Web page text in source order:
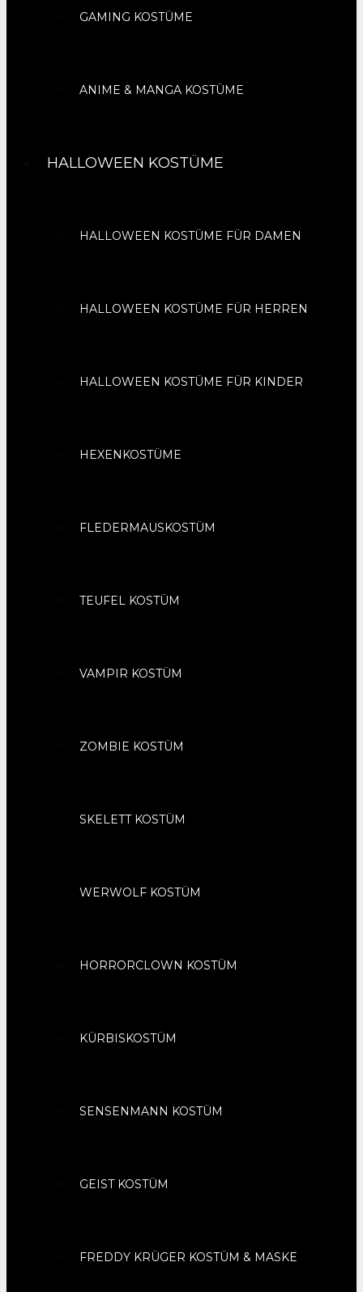
GAMING KOSTÜME
ANIME & MANGA KOSTÜME
HALLOWEEN KOSTÜME
HALLOWEEN KOSTÜME FÜR DAMEN
HALLOWEEN KOSTÜME FÜR HERREN
HALLOWEEN KOSTÜME FÜR KINDER
HEXENKOSTÜME
FLEDERMAUSKOSTÜM
TEUFEL KOSTÜM
VAMPIR KOSTÜM
ZOMBIE KOSTÜM
SKELETT KOSTÜM
WERWOLF KOSTÜM
HORRORCLOWN KOSTÜM
KÜRBISKOSTÜM
SENSENMANN KOSTÜM
GEIST KOSTÜM
FREDDY KRÜGER KOSTÜM & MASKE